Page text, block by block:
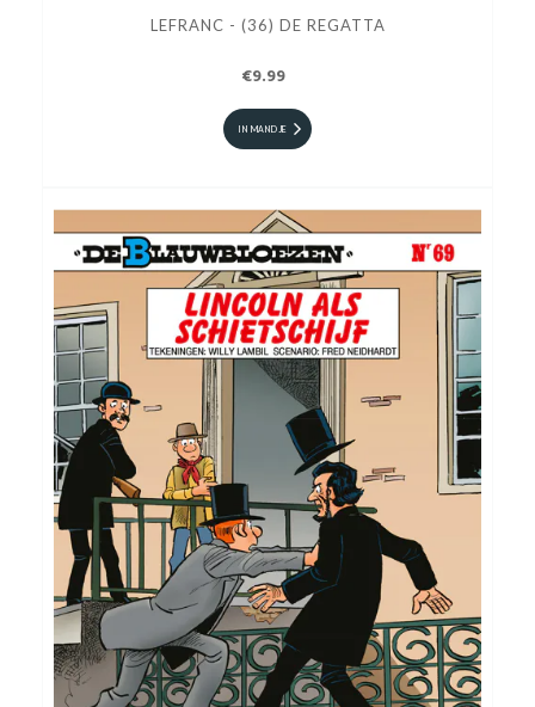
LEFRANC - (36) DE REGATTA
€9.99
IN MANDJE